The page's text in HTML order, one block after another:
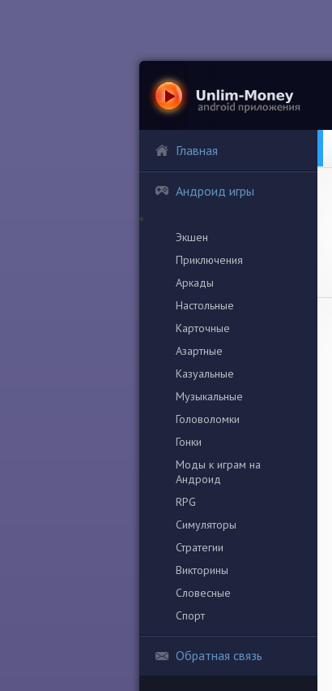
Главная
Андроид игры
Экшен
Приключения
Аркады
Настольные
Карточные
Азартные
Казуальные
Музыкальные
Головоломки
Гонки
Моды к играм на
Андроид
RPG
Симуляторы
Стратегии
Викторины
Словесные
Спорт
Обратная связь